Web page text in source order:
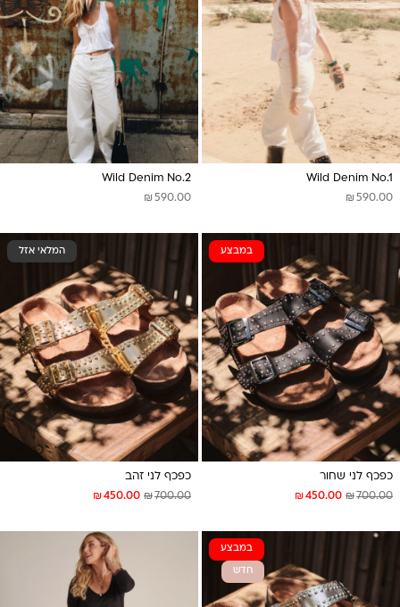
Wild Denim No.1
₪ 590.00
Wild Denim No.2
₪ 590.00
במבצע
כפכף לני שחור
₪450.00 ₪700.00
המלאי אזל
כפכף לני זהב
₪450.00 ₪700.00
במבצע
חדש